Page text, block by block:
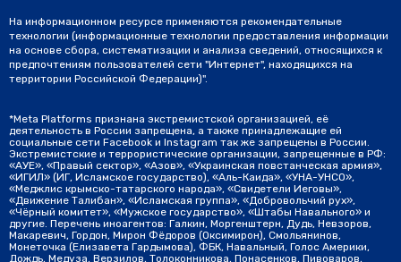
На информационном ресурсе применяются рекомендательные
технологии (информационные технологии предоставления информации
на основе сбора, систематизации и анализа сведений, относящихся к
предпочтениям пользователей сети "Интернет", находящихся на
территории Российской Федерации)".
*Meta Platforms признана экстремистской организацией, её
деятельность в России запрещена, а также принадлежащие ей
социальные сети Facebook и Instagram так же запрещены в России.
Экстремистские и террористические организации, запрещенные в РФ:
«АУЕ», «Правый сектор», «Азов», «Украинская повстанческая армия»,
«ИГИЛ» (ИГ, Исламское государство), «Аль-Каида», «УНА-УНСО»,
«Меджлис крымско-татарского народа», «Свидетели Иеговы»,
«Движение Талибан», «Исламская группа», «Добровольчий рух»,
«Чёрный комитет», «Мужское государство», «Штабы Навального» и
другие. Перечень иноагентов: Галкин, Моргенштерн, Дудь, Невзоров,
Макаревич, Гордон, Мирон Фёдоров (Оксимирон), Смольянинов,
Монеточка (Елизавета Гардымова), ФБК, Навальный, Голос Америки,
Дождь, Медуза, Верзилов, Толоконникова, Понасенков, Пивоваров,